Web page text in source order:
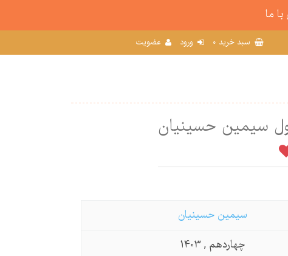
ما
سبد خرید 0 ورود عضویت
سیمین حسینیان
سیمین حسینیان
چهاردهم , 1403